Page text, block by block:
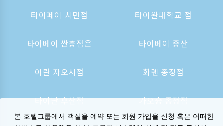
타이페이 시먼점 타이완대학교 점
타이베이 싼충점은 타이베이 중산
이란 자오시점 화롄 종정점
타이난 후산점 가오슝 종정점
본 호텔그룹에서 객실을 예약 또는 회원 가입을 신청 혹은 어떠한